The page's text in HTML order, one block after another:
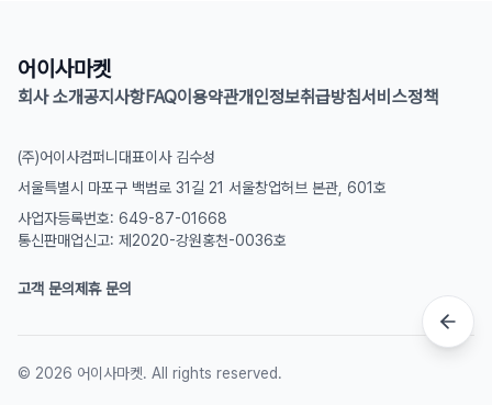
어이사마켓
회사 소개공지사항FAQ이용약관개인정보취급방침서비스정책
(주)어이사컴퍼니 대표이사 김수성
서울특별시 마포구 백범로 31길 21 서울창업허브 본관, 601호
사업자등록번호: 649-87-01668
통신판매업신고: 제2020-강원홍천-0036호
고객 문의제휴 문의
© 2026 어이사마켓. All rights reserved.